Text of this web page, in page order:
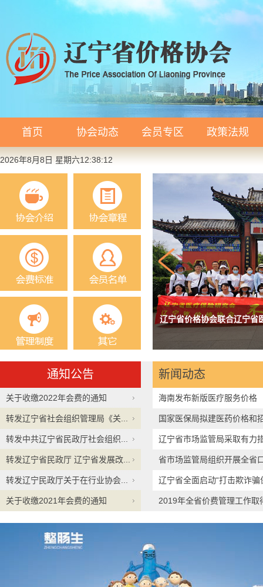
首页 协会动态 会员专区 政策法规
2026年8月8日 星期六12:38:12
研究会及韩家村党支部开展庆祝中国
华诞党建活动
辽宁省价格协会联合辽宁省
通知公告
关于收缴2022年会费的通知
转发辽宁省社会组织管理局《关...
转发中共辽宁省民政厅社会组织...
转发辽宁省民政厅 辽宁省发展改...
转发辽宁民政厅关于在行业协会...
关于收缴2021年会费的通知
新闻动态
海南发布新版医疗服务价格
国家医保局拟建医药价格和
辽宁省市场监管局采取有力
省市场监管局组织开展全省
治行...
辽宁省全面启动“打击欺诈
2019年全省价费管理工作取